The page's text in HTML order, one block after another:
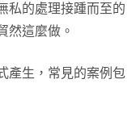
私的處理接踵而至的
然這麼做。
產生，常見的案例包